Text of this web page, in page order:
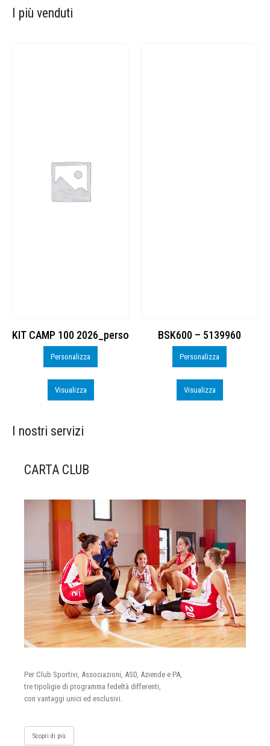
I più venduti
KIT CAMP 100 2026_perso
Personalizza
Visualizza
BSK600 – 5139960
Personalizza
Visualizza
I nostri servizi
CARTA CLUB
Per Club Sportivi, Associazioni, ASD, Aziende e PA,
tre tipoligie di programma fedeltà differenti,
con vantaggi unici ed esclusivi.
Scopri di più